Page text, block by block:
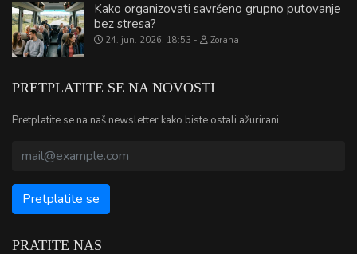
Kako organizovati savršeno grupno putovanje
bez stresa?
24. jun. 2026, 18:53 Zorana
PRETPLATITE SE NA NOVOSTI
Pretplatite se na naš newsletter kako biste ostali ažurirani.
PRATITE NAS